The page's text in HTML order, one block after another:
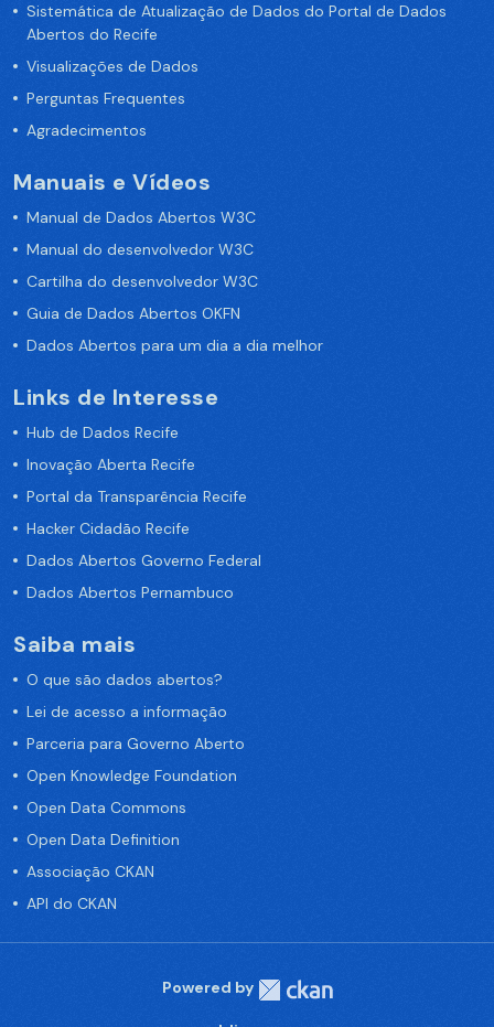
Sistemática de Atualização de Dados do Portal de Dados
Abertos do Recife
Visualizações de Dados
Perguntas Frequentes
Agradecimentos
Manuais e Vídeos
Manual de Dados Abertos W3C
Manual do desenvolvedor W3C
Cartilha do desenvolvedor W3C
Guia de Dados Abertos OKFN
Dados Abertos para um dia a dia melhor
Links de Interesse
Hub de Dados Recife
Inovação Aberta Recife
Portal da Transparência Recife
Hacker Cidadão Recife
Dados Abertos Governo Federal
Dados Abertos Pernambuco
Saiba mais
O que são dados abertos?
Lei de acesso a informação
Parceria para Governo Aberto
Open Knowledge Foundation
Open Data Commons
Open Data Definition
Associação CKAN
API do CKAN
Powered by